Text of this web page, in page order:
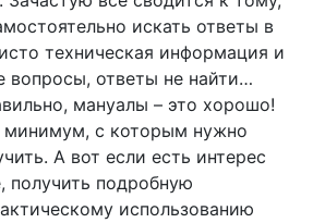
искать ответы в
техническая информация и
вопросы, ответы не найти…
мануалы – это хорошо!
с которым нужно
А вот если есть интерес
получить подробную
использованию